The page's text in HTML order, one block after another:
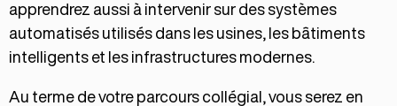
apprendrez aussi à intervenir sur des systèmes
automatisés utilisés dans les usines, les bâtiments
intelligents et les infrastructures modernes.
Au terme de votre parcours collégial, vous serez en